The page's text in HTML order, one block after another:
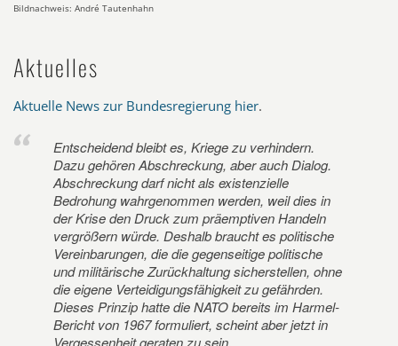
Bildnachweis: André Tautenhahn
Aktuelles
Aktuelle News zur Bundesregierung hier.
Entscheidend bleibt es, Kriege zu verhindern.
Dazu gehören Abschreckung, aber auch Dialog.
Abschreckung darf nicht als existenzielle
Bedrohung wahrgenommen werden, weil dies in
der Krise den Druck zum präemptiven Handeln
vergrößern würde. Deshalb braucht es politische
Vereinbarungen, die die gegenseitige politische
und militärische Zurückhaltung sicherstellen, ohne
die eigene Verteidigungsfähigkeit zu gefährden.
Dieses Prinzip hatte die NATO bereits im Harmel-
Bericht von 1967 formuliert, scheint aber jetzt in
Vergessenheit geraten zu sein.